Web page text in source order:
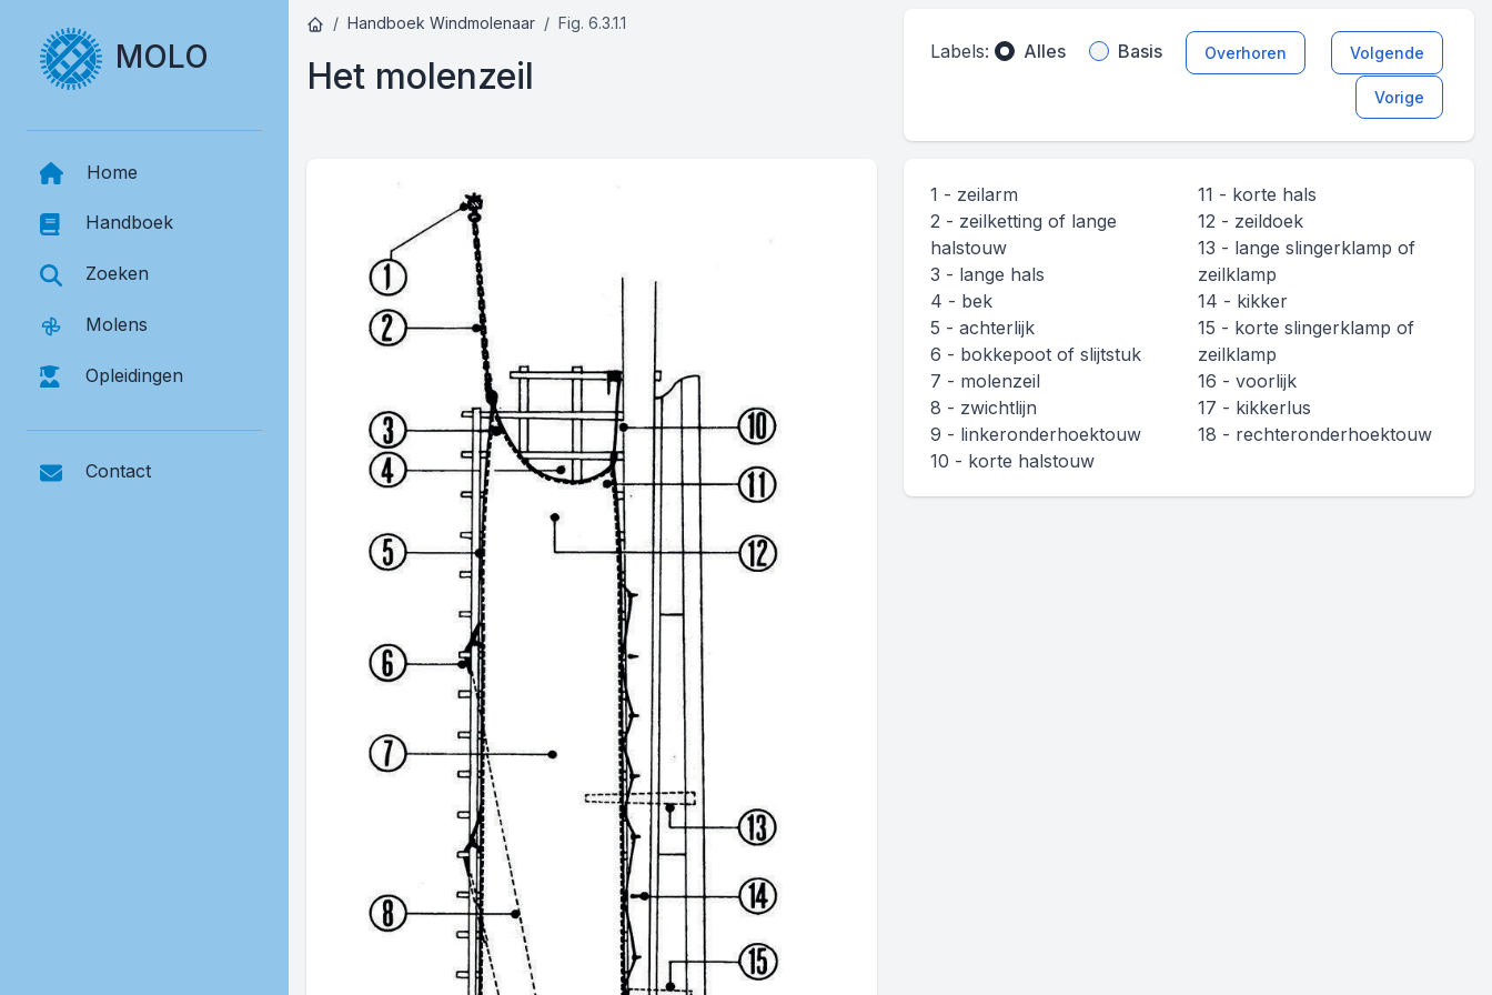
MOLO
Home
Handboek
Zoeken
Molens
Opleidingen
Contact
Handboek Windmolenaar Fig. 6.3.1.1
Het molenzeil
Labels: Alles Basis Overhoren Volgende
Vorige
1 - zeilarm
2 - zeilketting of lange
halstouw
3 - lange hals
4 - bek
5 - achterlijk
6 - bokkepoot of slijtstuk
7 - molenzeil
8 - zwichtlijn
9 - linkeronderhoektouw
10 - korte halstouw
11 - korte hals
12 - zeildoek
13 - lange slingerklamp of
zeilklamp
14 - kikker
15 - korte slingerklamp of
zeilklamp
16 - voorlijk
17 - kikkerlus
18 - rechteronderhoektouw